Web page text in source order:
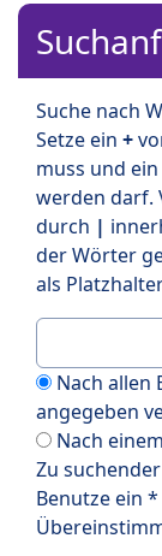
Suche nach
Setze ein +
muss und ein
werden darf.
durch |
der Wörter
als
Nach allen
angegeben
Nach
Zu
Benutze ein